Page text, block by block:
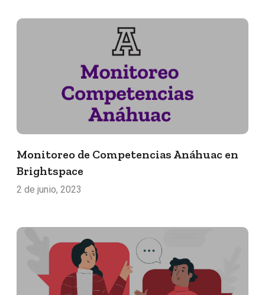
Monitoreo de Competencias Anáhuac en
Brightspace
2 de junio, 2023